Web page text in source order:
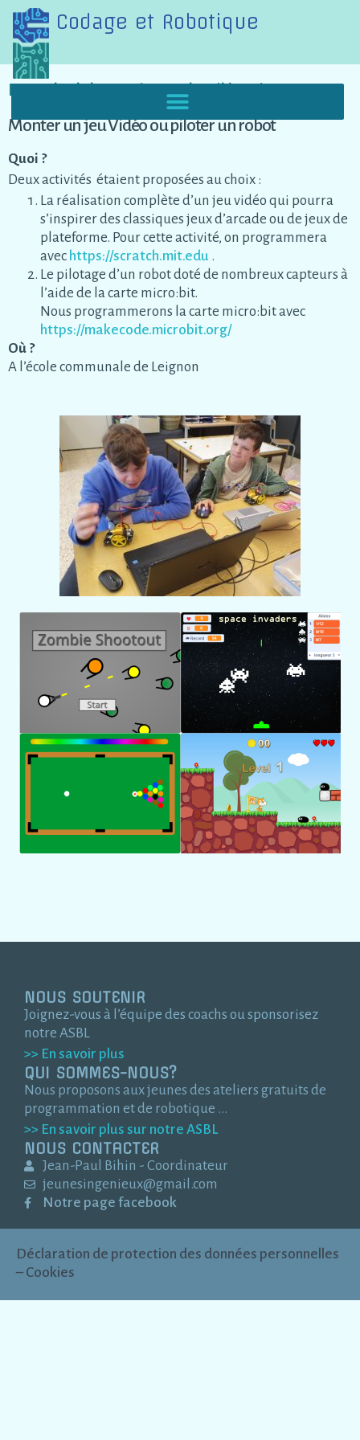
Codage et Robotique
Formule Club JIN Saison 1 : d’avril à mai 2023
Monter un jeu Vidéo ou piloter un robot
Quoi ?
Deux activités étaient proposées au choix :
La réalisation complète d’un jeu vidéo qui pourra
s’inspirer des classiques jeux d’arcade ou de jeux de
plateforme. Pour cette activité, on programmera
avec https://scratch.mit.edu .
Le pilotage d’un robot doté de nombreux capteurs à
l’aide de la carte micro:bit.
Nous programmerons la carte micro:bit avec
https://makecode.microbit.org/
Où ?
A l’école communale de Leignon
NOUS SOUTENIR
Joignez-vous à l’équipe des coachs ou sponsorisez
notre ASBL
>> En savoir plus
QUI SOMMES-NOUS?
Nous proposons aux jeunes des ateliers gratuits de
programmation et de robotique …
>> En savoir plus sur notre ASBL
NOUS CONTACTER
Jean-Paul Bihin - Coordinateur
jeunesingenieux@gmail.com
Notre page facebook
Déclaration de protection des données personnelles
– Cookies